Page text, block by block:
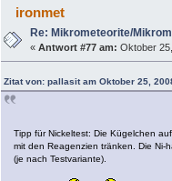
ironmet
Re: Mikrometeorite/
«Antwort #77 am: Oktober
Zitat von: pallasit am Oktober 25,
Tipp für Nickeltest: Die Kügelchen
mit den Reagenzien tränken. Die
(je nach Testvariante).